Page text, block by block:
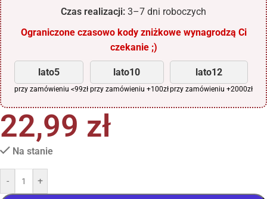
Czas realizacji: 3–7 dni roboczych
Ograniczone czasowo kody zniżkowe wynagrodzą Ci
czekanie ;)
lato5
przy zamówieniu <99zł
lato10
przy zamówieniu +100zł
lato12
przy zamówieniu +2000zł
22,99 zł
Na stanie
- +